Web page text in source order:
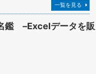
一覧を見る
鑑 –Excelデータを販